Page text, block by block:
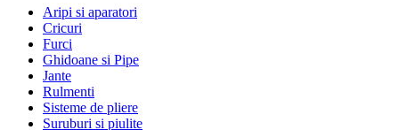
Aripi si aparatori
Cricuri
Furci
Ghidoane si Pipe
Jante
Rulmenti
Sisteme de pliere
Suruburi si piulite